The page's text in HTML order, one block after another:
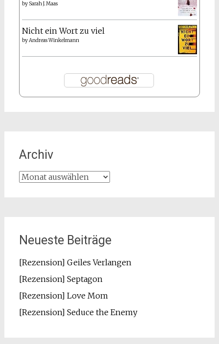
by Sarah J. Maas
Nicht ein Wort zu viel
byAndreas Winkelmann
Archiv
Archiv
Neueste Beiträge
[Rezension] Geiles Verlangen
[Rezension] Septagon
[Rezension] Love Mom
[Rezension] Seduce the Enemy